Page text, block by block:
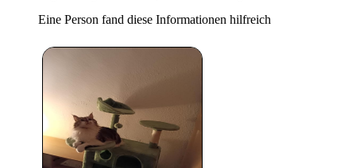
Eine Person fand diese Informationen hilfreich